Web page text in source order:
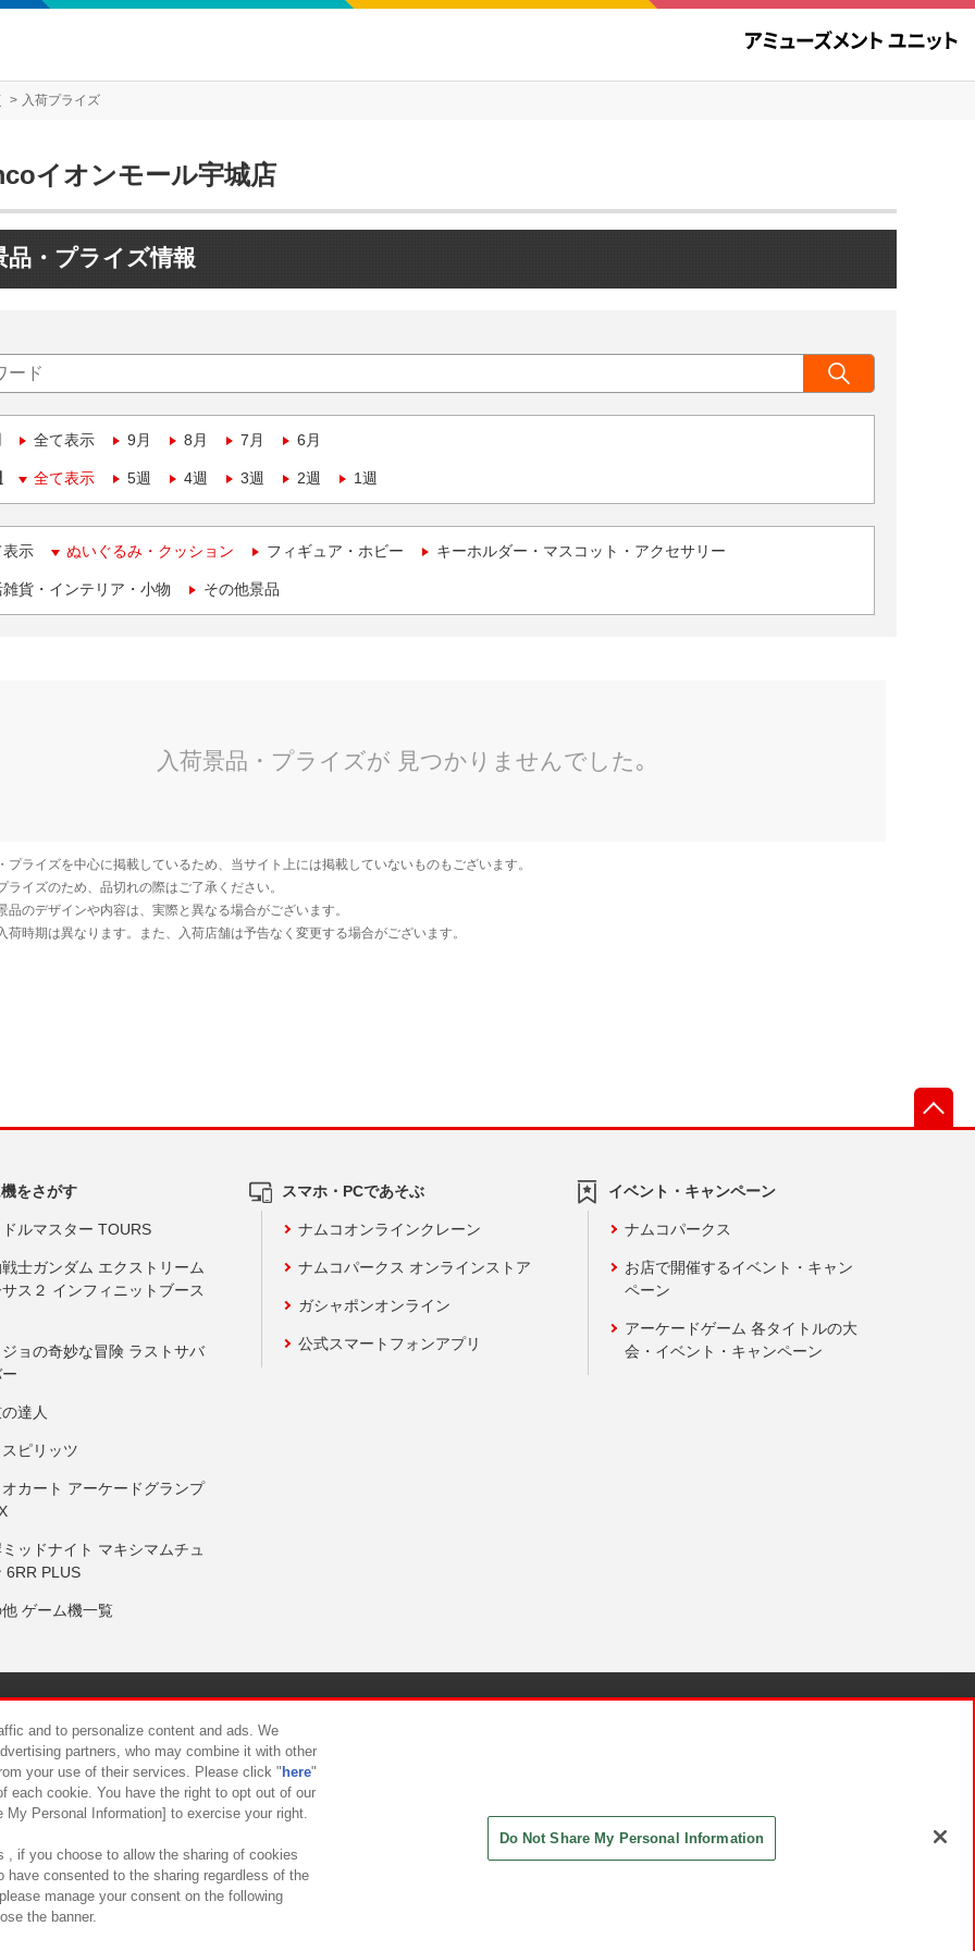
入荷プライズ
イオンモール宇城店
品・プライズ情報
全て表示 9月 8月 7月 6月
全て表示 5週 4週 3週 2週 1週
表示 ぬいぐるみ・クッション フィギュア・ホビー キーホルダー・マスコット・アクセサリー
貨・インテリア・小物 その他景品
をさがす
ルマスター TOURS
士ガンダム エクストリーム
ス２ インフィニットブース
ョの奇妙な冒険 ラストサバ
達人
ピリッツ
カート アーケードグランプ
ッドナイト マキシマムチュ
6RR PLUS
ゲーム機一覧
スマホ・PCであそぶ
ナムコオンラインクレーン
ナムコパークス オンラインストア
ガシャポンオンライン
公式スマートフォンアプリ
イベント・キャンペーン
ナムコパークス
お店で開催するイベント・キャン
ペーン
アーケードゲーム 各タイトルの大
会・イベント・キャンペーン
について カスタマーハラスメント対応方針
and to personalize content and ads. We
partners, who may combine it with other
your use of their services. Please click " here"
each cookie. You have the right to opt out of our
Personal Information] to exercise your right.
, if you choose to allow the sharing of cookies
have consented to the sharing regardless of the
manage your consent on the following
the banner.
Do Not Share My Personal Information